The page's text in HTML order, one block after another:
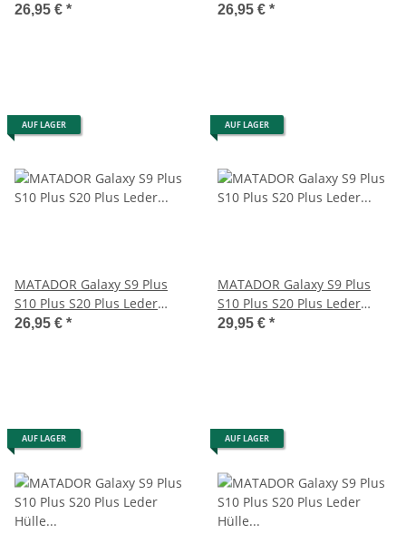
26,95 € * 26,95 € *
AUF LAGER
MATADOR Galaxy S9 Plus
S10 Plus S20 Plus Leder
Gürteltasche Schwarz
26,95 € *
AUF LAGER
MATADOR Galaxy S9 Plus
S10 Plus S20 Plus Leder
Handytasche Braun
29,95 € *
AUF LAGER AUF LAGER